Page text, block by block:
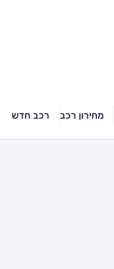
מחירון רכב רכב חדש